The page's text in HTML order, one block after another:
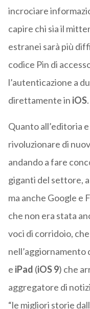
incrociare
capire chi sia il
estranei sarà più
codice Pin di
l’autenticazione a
direttamente in iOS.
Quanto all’editoria
rivoluzionare di
andando a fare
giganti del settore,
ma anche Google e
che non era stata
voci di corridoio,
e iPad (iOS 9) che
aggregatore di
“le migliori storie